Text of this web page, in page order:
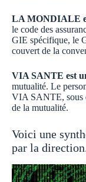
LA MONDIALE
le code des
GIE spécifique, le
couvert de la
VIA SANTE est
mutualité. Le
VIA SANTE, sous
de la mutualité.
Voici une
par la